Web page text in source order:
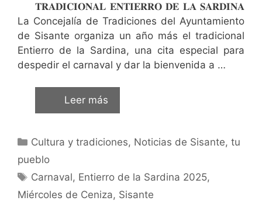
𝐓𝐑𝐀𝐃𝐈𝐂𝐈𝐎𝐍𝐀𝐋 𝐄𝐍𝐓𝐈𝐄𝐑𝐑𝐎 𝐃𝐄 𝐋𝐀 𝐒𝐀𝐑𝐃𝐈𝐍𝐀
La Concejalía de Tradiciones del Ayuntamiento
de Sisante organiza un año más el tradicional
Entierro de la Sardina, una cita especial para
despedir el carnaval y dar la bienvenida a …
Leer más
Cultura y tradiciones, Noticias de Sisante, tu
pueblo
Carnaval, Entierro de la Sardina 2025,
Miércoles de Ceniza, Sisante